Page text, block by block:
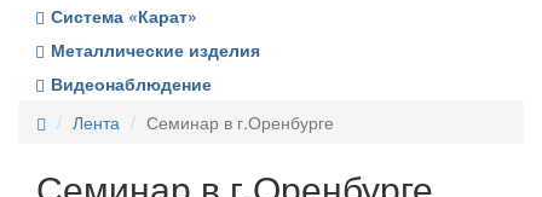
Система «Карат»
Металлические изделия
Видеонаблюдение
Лента
Семинар в г.Оренбурге